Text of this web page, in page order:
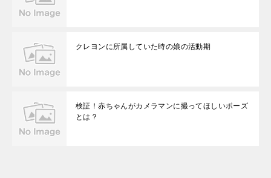
クレヨンに所属していた時の娘の活動期
検証！赤ちゃんがカメラマンに撮ってほしいポーズ
とは？